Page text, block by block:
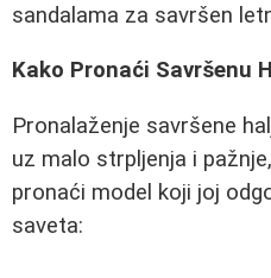
sandalama za savršen
Kako Pronaći Savršenu
Pronalaženje savršene
uz malo strpljenja i
pronaći model koji joj
saveta: